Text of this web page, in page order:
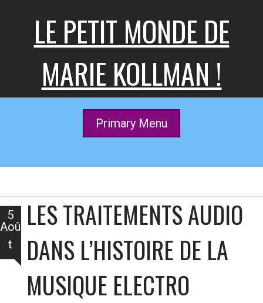
LE PETIT MONDE DE
MARIE KOLLMAN !
Primary Menu
5
Aoû
t
LES TRAITEMENTS AUDIO
DANS L’HISTOIRE DE LA
MUSIQUE ELECTRO